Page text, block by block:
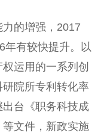
的增强，2017
年有较快提升。以
运用的一系列创
院所专利转化率
台《职务科技成
文件，新政实施